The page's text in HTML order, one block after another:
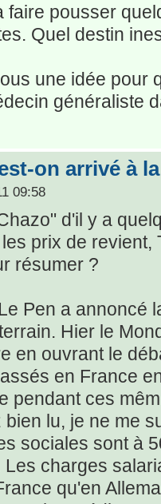
faire pousser
Quel destin
une idée pour
généraliste
on arrivé à
09:58
d'il y a
prix de revient,
résumer ?
Pen a annoncé
Hier le
en ouvrant le
en France
pendant ces
lu, je ne me
sociales sont à
Les charges
qu'en